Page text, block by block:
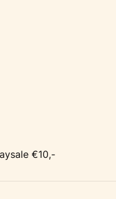
€10,-